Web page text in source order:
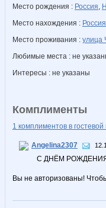
Место рождения : Россия,
Место нахождения : Россия
Место проживания : улица
Любимые места : не
Интересы : не указаны
Комплименты
1 комплиментов в гостевой
Angelina2307
С ДНЁМ
Вы не авторизованы!